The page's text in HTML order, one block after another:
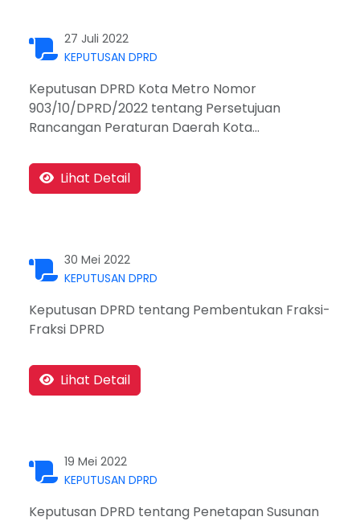
27 Juli 2022
KEPUTUSAN DPRD
Keputusan DPRD Kota Metro Nomor
903/10/DPRD/2022 tentang Persetujuan
Rancangan Peraturan Daerah Kota...
Lihat Detail
30 Mei 2022
KEPUTUSAN DPRD
Keputusan DPRD tentang Pembentukan Fraksi-
Fraksi DPRD
Lihat Detail
19 Mei 2022
KEPUTUSAN DPRD
Keputusan DPRD tentang Penetapan Susunan